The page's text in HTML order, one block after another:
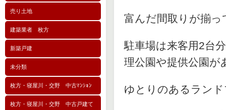
売り土地
建築業者 枚方
新築戸建
未分類
枚方・寝屋川・交野 中古ﾏﾝｼｮﾝ
枚方・寝屋川・交野 中古戸建て
富んだ間取りが揃っ
駐車場は来客用2台
理公園や提供公園が
ゆとりのあるラン